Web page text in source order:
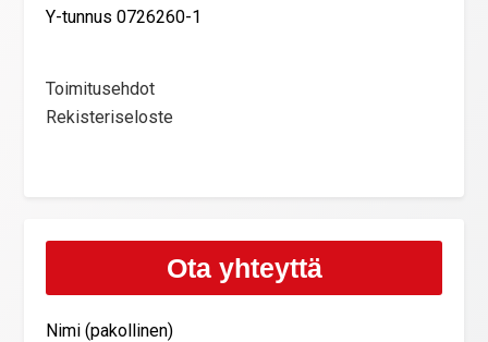
Y-tunnus 0726260-1
Toimitusehdot
Rekisteriseloste
Ota yhteyttä
Nimi (pakollinen)